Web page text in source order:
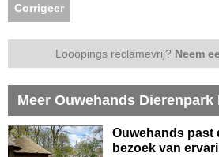
Corrigeer
Looopings reclamevrij? Neem
Meer Ouwehands Dierenpark
Ouwehands past
bezoek van